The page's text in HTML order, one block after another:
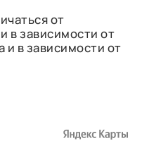
от
в зависимости от
и в зависимости от